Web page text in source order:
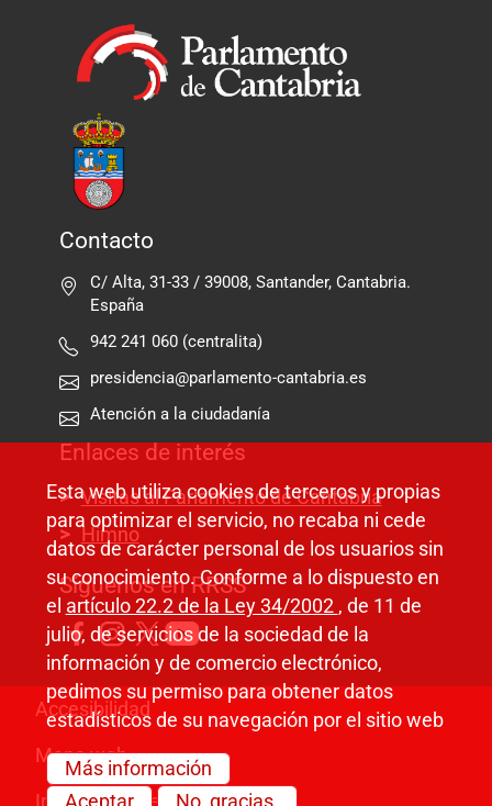
Contacto
C/ Alta, 31-33 / 39008, Santander, Cantabria.
España
942 241 060 (centralita)
presidencia@parlamento-cantabria.es
Atención a la ciudadanía
Enlaces de interés
Visitas al Parlamento de Cantabria
Himno
Síguenos en RRSS
Pie de página
Accesibilidad
Mapa web
Información legal
Esta web utiliza cookies de terceros y propias
para optimizar el servicio, no recaba ni cede
datos de carácter personal de los usuarios sin
su conocimiento. Conforme a lo dispuesto en
el artículo 22.2 de la Ley 34/2002 , de 11 de
julio, de servicios de la sociedad de la
información y de comercio electrónico,
pedimos su permiso para obtener datos
estadísticos de su navegación por el sitio web
Más información
Aceptar
No, gracias.